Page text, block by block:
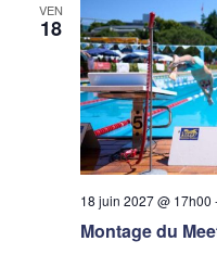
VEN
18
Montage du
18 juin 2027 @ 17h00